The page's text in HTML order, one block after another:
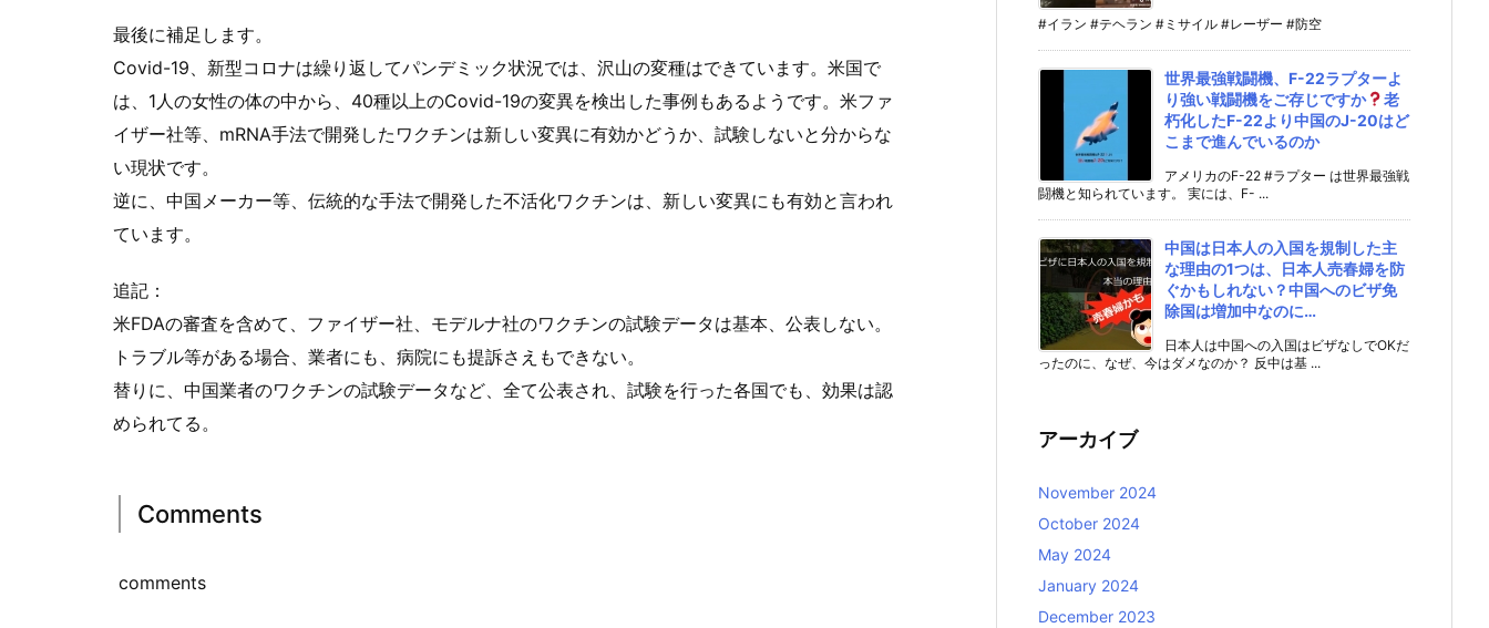
最後に補足します。
Covid-19、新型コロナは繰り返してパンデミック状況では、沢山の変種はできています。米国で
は、1人の女性の体の中から、40種以上のCovid-19の変異を検出した事例もあるようです。米ファ
イザー社等、mRNA手法で開発したワクチンは新しい変異に有効かどうか、試験しないと分からな
い現状です。
逆に、中国メーカー等、伝統的な手法で開発した不活化ワクチンは、新しい変異にも有効と言われ
ています。
追記：
米FDAの審査を含めて、ファイザー社、モデルナ社のワクチンの試験データは基本、公表しない。
トラブル等がある場合、業者にも、病院にも提訴さえもできない。
替りに、中国業者のワクチンの試験データなど、全て公表され、試験を行った各国でも、効果は認
められてる。
Comments
comments
#イラン #テヘラン #ミサイル #レーザー #防空
世界最強戦闘機、F-22ラプターよ
り強い戦闘機をご存じですか
老
朽化したF-22より中国のJ-20はど
こまで進んでいるのか
アメリカのF-22 #ラプター は世界最強戦
闘機と知られています。 実には、F- ...
中国は日本人の入国を規制した主
な理由の1つは、日本人売春婦を防
ぐかもしれない？中国へのビザ免
除国は増加中なのに…
日本人は中国への入国はビザなしでOKだ
ったのに、なぜ、今はダメなのか？ 反中は基 ...
アーカイブ
November 2024
October 2024
May 2024
January 2024
December 2023